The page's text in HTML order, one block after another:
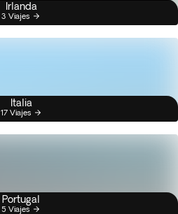
Irlanda
3 Viajes
Italia
17 Viajes
Portugal
5 Viajes